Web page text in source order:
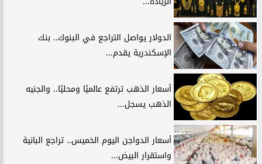
الدولار يواصل التراجع في البنوك.. بنك
الإسكندرية يقدم...
أسعار الذهب ترتفع عالميًا ومحليًا.. والجنيه
الذهب يسجل...
أسعار الدواجن اليوم الخميس.. تراجع البانية
واستقرار البيض...